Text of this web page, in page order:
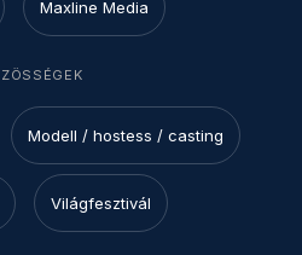
Maxline Media
Modell / hostess / casting
Világfesztivál